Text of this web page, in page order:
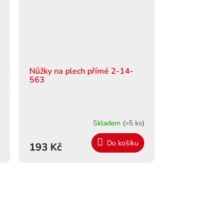
Nůžky na plech přímé 2-14-
563
Skladem (>5 ks)
193 Kč Do košíku